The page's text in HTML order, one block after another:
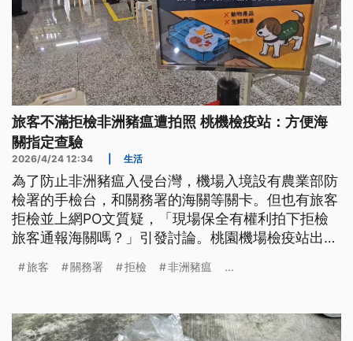
旅客不滿拒檢非洲豬瘟遭拍照 桃機檢疫站：方便海
關指定查驗
2026/4/24 12:34 生活
為了防止非洲豬瘟入侵台灣，機場入境設有農業部防
檢署的手檢台，和關務署的海關等關卡。但也有旅客
拒檢並上網PO文質疑，「現場保全有權利拍下拒檢
旅客通報海關嗎？」引發討論。桃園機場檢疫站出面
旅客 關務署 拒檢 非洲豬瘟 ...